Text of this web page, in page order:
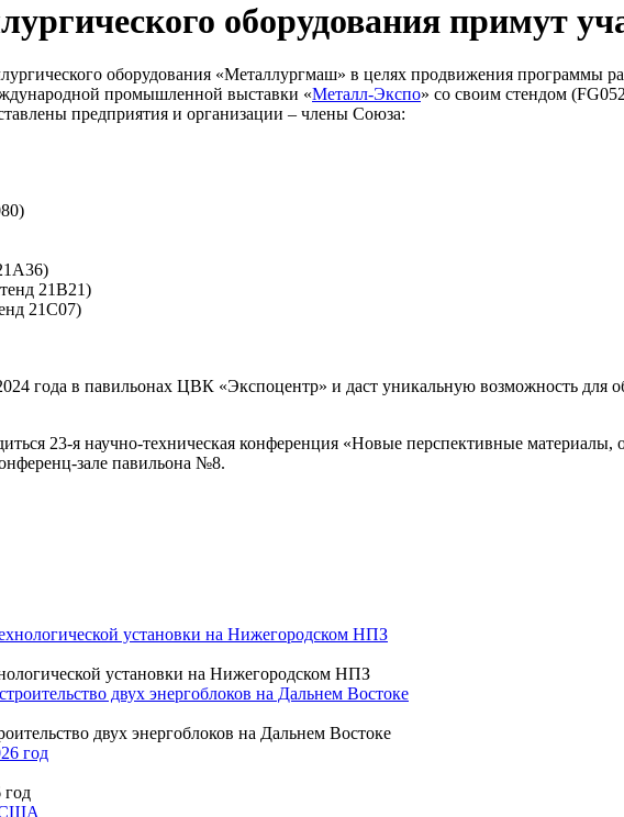
оборудования примут
оборудования «Металлургмаш» в целях продвижения программы
промышленной выставки «Металл-Экспо» со своим стендом
предприятия и организации – члены Союза:
21B21)
21С07)
года в павильонах ЦВК «Экспоцентр» и даст уникальную возможность
23-я научно-техническая конференция «Новые перспективные
зале павильона №8.
установки на Нижегородском НПЗ
двух энергоблоков на Дальнем Востоке
год